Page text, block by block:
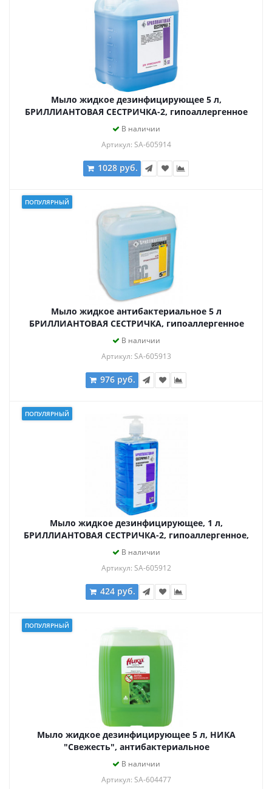
Мыло жидкое дезинфицирующее 5 л,
БРИЛЛИАНТОВАЯ СЕСТРИЧКА-2, гипоаллергенное
В наличии
Артикул: SA-605914
1028 руб.
ПОПУЛЯРНЫЙ
Мыло жидкое антибактериальное 5 л
БРИЛЛИАНТОВАЯ СЕСТРИЧКА, гипоаллергенное
В наличии
Артикул: SA-605913
976 руб.
ПОПУЛЯРНЫЙ
Мыло жидкое дезинфицирующее, 1 л,
БРИЛЛИАНТОВАЯ СЕСТРИЧКА-2, гипоаллергенное,
дозатор
В наличии
Артикул: SA-605912
424 руб.
ПОПУЛЯРНЫЙ
Мыло жидкое дезинфицирующее 5 л, НИКА
"Свежесть", антибактериальное
В наличии
Артикул: SA-604477